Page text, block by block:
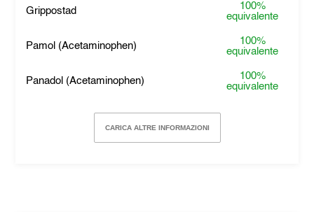
Grippostad
100%
equivalente
Pamol (Acetaminophen)
100%
equivalente
Panadol (Acetaminophen)
100%
equivalente
CARICA ALTRE INFORMAZIONI